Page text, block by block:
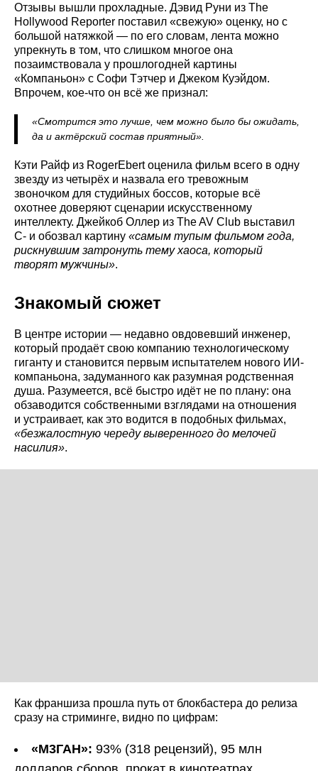
Отзывы вышли прохладные. Дэвид Руни из The
Hollywood Reporter поставил «свежую» оценку, но с
большой натяжкой — по его словам, лента можно
упрекнуть в том, что слишком многое она
позаимствовала у прошлогодней картины
«Компаньон» с Софи Тэтчер и Джеком Куэйдом.
Впрочем, кое-что он всё же признал:
«Смотрится это лучше, чем можно было бы ожидать,
да и актёрский состав приятный».
Кэти Райф из RogerEbert оценила фильм всего в одну
звезду из четырёх и назвала его тревожным
звоночком для студийных боссов, которые всё
охотнее доверяют сценарии искусственному
интеллекту. Джейкоб Оллер из The AV Club выставил
C- и обозвал картину «самым тупым фильмом года,
рискнувшим затронуть тему хаоса, который
творят мужчины».
Знакомый сюжет
В центре истории — недавно овдовевший инженер,
который продаёт свою компанию технологическому
гиганту и становится первым испытателем нового ИИ-
компаньона, задуманного как разумная родственная
душа. Разумеется, всё быстро идёт не по плану: она
обзаводится собственными взглядами на отношения
и устраивает, как это водится в подобных фильмах,
«безжалостную череду выверенного до мелочей
насилия».
Как франшиза прошла путь от блокбастера до релиза
сразу на стриминге, видно по цифрам:
«М3ГАН»: 93% (318 рецензий), 95 млн